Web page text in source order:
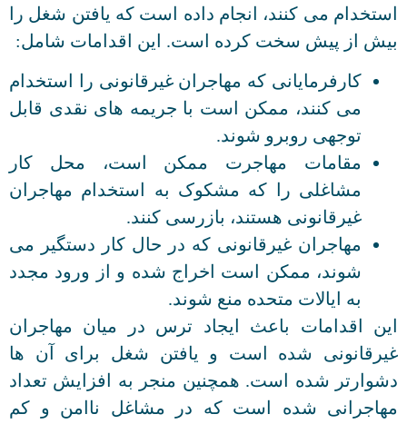
استخدام می کنند، انجام داده است که یافتن شغل را
بیش از پیش سخت کرده است. این اقدامات شامل:
کارفرمایانی که مهاجران غیرقانونی را استخدام
می کنند، ممکن است با جریمه های نقدی قابل
توجهی روبرو شوند.
مقامات مهاجرت ممکن است، محل کار
مشاغلی را که مشکوک به استخدام مهاجران
غیرقانونی هستند، بازرسی کنند.
مهاجران غیرقانونی که در حال کار دستگیر می
شوند، ممکن است اخراج شده و از ورود مجدد
به ایالات متحده منع شوند.
این اقدامات باعث ایجاد ترس در میان مهاجران
غیرقانونی شده است و یافتن شغل برای آن ها
دشوارتر شده است. همچنین منجر به افزایش تعداد
مهاجرانی شده است که در مشاغل ناامن و کم